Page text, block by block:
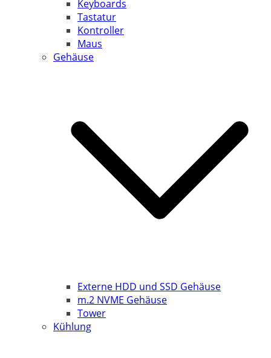
Keyboards
Tastatur
Kontroller
Maus
Gehäuse
Externe HDD und SSD Gehäuse
m.2 NVME Gehäuse
Tower
Kühlung